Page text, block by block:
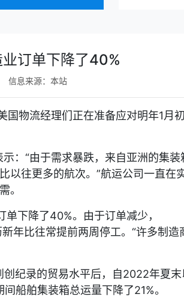
订单下降了40%
信息来源： 本站
国物流经理们正在准备应对明年1月
：“由于需求暴跌，来自亚洲的集装
以往更多的航次。”航运公司一直在
。
下降了40%。由于订单减少，
年比往常提前两周停工。“许多制造
纪录的贸易水平后，自2022年夏末
船舶集装箱总运量下降了21%。